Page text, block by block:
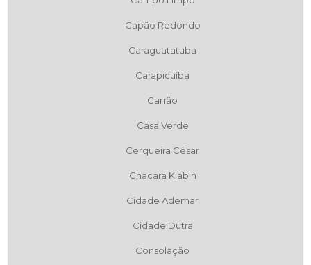
Capão Redondo
Caraguatatuba
Carapicuíba
Carrão
Casa Verde
Cerqueira César
Chacara Klabin
Cidade Ademar
Cidade Dutra
Consolação